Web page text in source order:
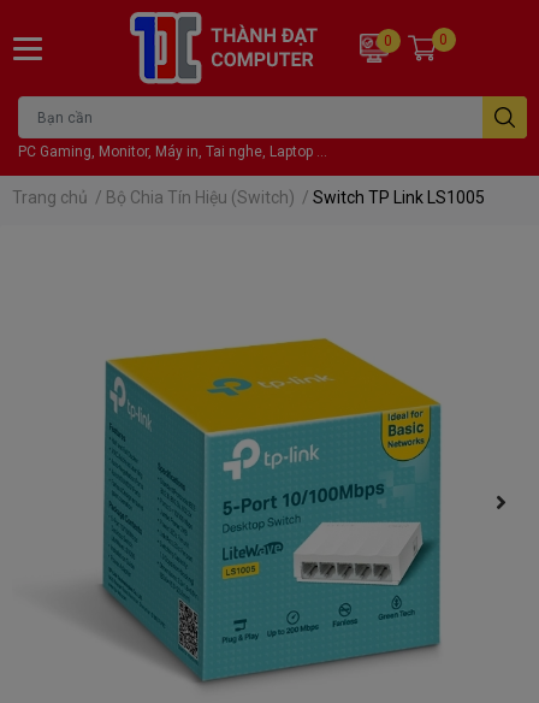
PC Gaming, Monitor, Máy in, Tai nghe, Laptop ...
0 0
Trang chủ / Bộ Chia Tín Hiệu (Switch) / Switch TP Link LS1005